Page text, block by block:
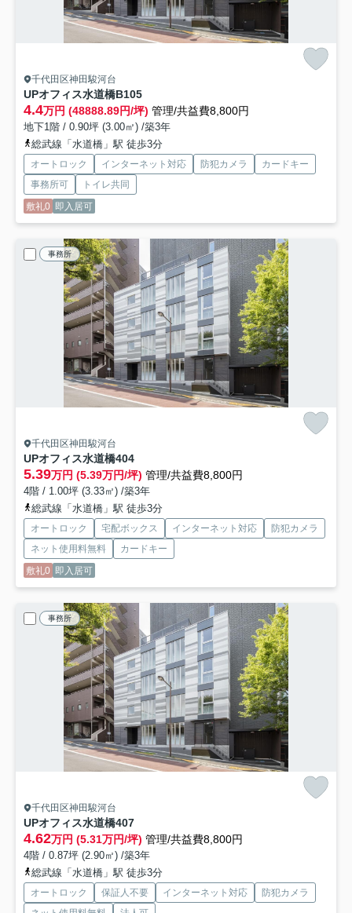
千代田区神田駿河台
UPオフィス水道橋B105
4.4万円 (48888.89円/坪) 管理/共益費8,800円
地下1階 / 0.90坪 (3.00㎡) /築3年
総武線「水道橋」駅 徒歩3分
オートロック インターネット対応 防犯カメラ
カードキー
事務所可
トイレ共同
敷礼0 即入居可
事務所
千代田区神田駿河台
UPオフィス水道橋404
5.39万円 (5.39万円/坪) 管理/共益費8,800円
4階 / 1.00坪 (3.33㎡) /築3年
総武線「水道橋」駅 徒歩3分
オートロック 宅配ボックス インターネット対応
防犯カメラ
ネット使用料無料
カードキー
敷礼0 即入居可
事務所
千代田区神田駿河台
UPオフィス水道橋407
4.62万円 (5.31万円/坪) 管理/共益費8,800円
4階 / 0.87坪 (2.90㎡) /築3年
総武線「水道橋」駅 徒歩3分
オートロック 保証人不要 インターネット対応
防犯カメラ